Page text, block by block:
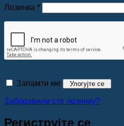
Лозинка *Обавезно
Запамти ме Улогујте се
Заборавили сте лозинку?
Региструјте се